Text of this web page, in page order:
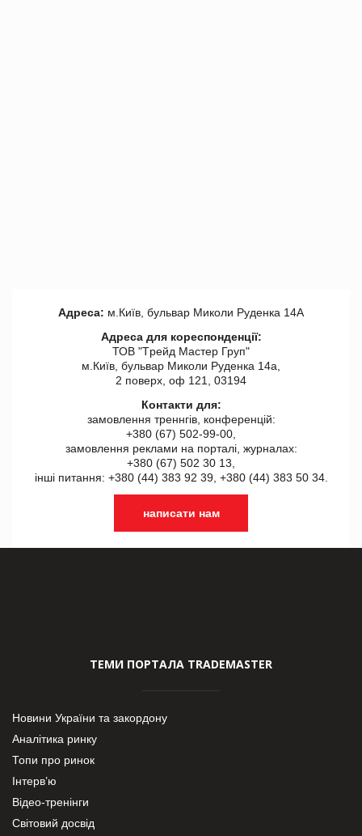
Адреса: м.Київ, бульвар Миколи Руденка 14А
Адреса для кореспонденції:
ТОВ "Tрейд Мастер Груп"
м.Київ, бульвар Миколи Руденка 14а,
2 поверх, оф 121, 03194
Контакти для:
замовлення треннгів, конференцій:
+380 (67) 502-99-00,
замовлення реклами на порталі, журналах:
+380 (67) 502 30 13,
інші питання: +380 (44) 383 92 39, +380 (44) 383 50 34.
написати нам
ТЕМИ ПОРТАЛА TRADEMASTER
Новини України та закордону
Аналітика ринку
Топи про ринок
Інтерв’ю
Відео-тренінги
Світовий досвід